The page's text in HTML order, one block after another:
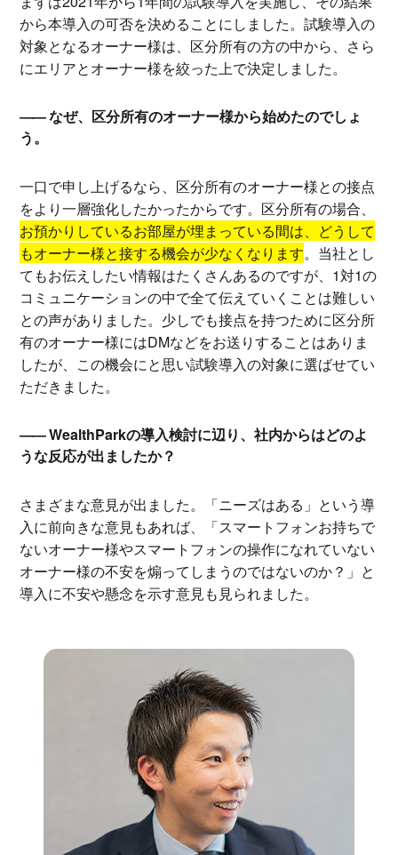
から本導入の可否を決めることにしました。試験導入の
対象となるオーナー様は、区分所有の方の中から、さら
にエリアとオーナー様を絞った上で決定しました。
なぜ、区分所有のオーナー様から始めたのでしょ
う。
一口で申し上げるなら、区分所有のオーナー様との接点
をより一層強化したかったからです。区分所有の場合、
お預かりしているお部屋が埋まっている間は、どうして
もオーナー様と接する機会が少なくなります。当社とし
てもお伝えしたい情報はたくさんあるのですが、1対1の
コミュニケーションの中で全て伝えていくことは難しい
との声がありました。少しでも接点を持つために区分所
有のオーナー様にはDMなどをお送りすることはありま
したが、この機会にと思い試験導入の対象に選ばせてい
ただきました。
WealthParkの導入検討に辺り、社内からはどのよ
うな反応が出ましたか？
さまざまな意見が出ました。「ニーズはある」という導
入に前向きな意見もあれば、「スマートフォンお持ちで
ないオーナー様やスマートフォンの操作になれていない
オーナー様の不安を煽ってしまうのではないのか？」と
導入に不安や懸念を示す意見も見られました。